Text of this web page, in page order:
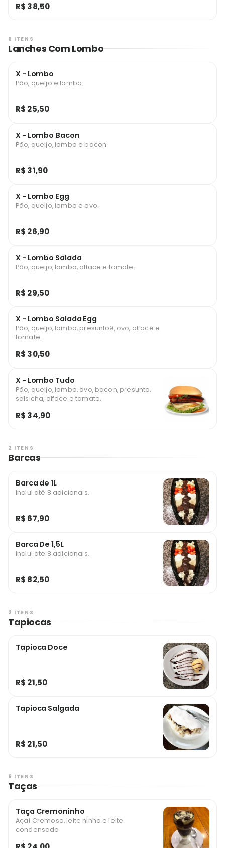
R$ 38,50
6 ITENS
Lanches Com Lombo
X - Lombo
Pão, queijo e lombo.
R$ 25,50
X - Lombo Bacon
Pão, queijo, lombo e bacon.
R$ 31,90
X - Lombo Egg
Pão, queijo, lombo e ovo.
R$ 26,90
X - Lombo Salada
Pão, queijo, lombo, alface e tomate.
R$ 29,50
X - Lombo Salada Egg
Pão, queijo, lombo, presunto9, ovo, alface e
tomate.
R$ 30,50
X - Lombo Tudo
Pão, queijo, lombo, ovo, bacon, presunto,
salsicha, alface e tomate.
R$ 34,90
2 ITENS
Barcas
Barca de 1L
Inclui até 8 adicionais.
R$ 67,90
Barca De 1,5L
Inclui ate 8 adicionais.
R$ 82,50
2 ITENS
Tapiocas
Tapioca Doce
R$ 21,50
Tapioca Salgada
R$ 21,50
6 ITENS
Taças
Taça Cremoninho
Açaí Cremoso, leite ninho e leite
condensado.